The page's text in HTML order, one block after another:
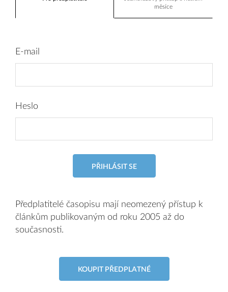
měsíce
E-mail
Heslo
PŘIHLÁSIT SE
Předplatitelé časopisu mají neomezený přístup k
článkům publikovaným od roku 2005 až do
současnosti.
KOUPIT PŘEDPLATNÉ